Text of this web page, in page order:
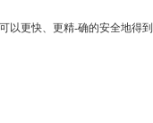
更快、更精-确的安全地得